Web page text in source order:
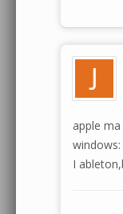
apple
windows:
I